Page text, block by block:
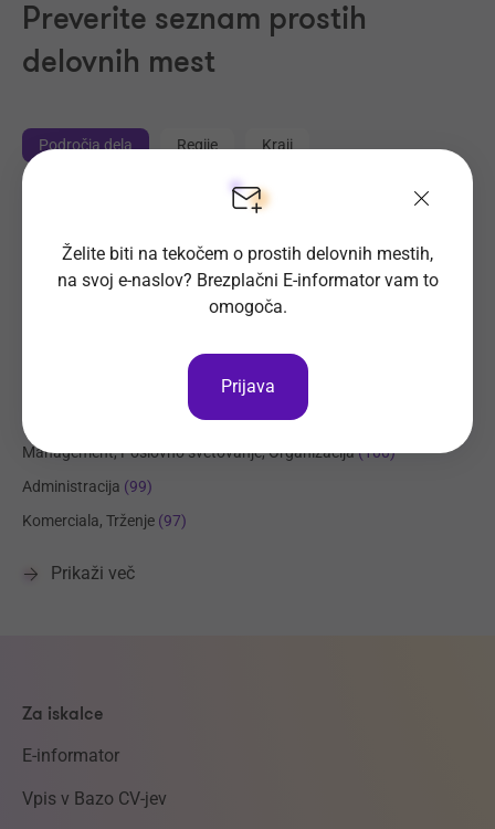
Preverite seznam prostih
delovnih mest
Področja dela Regije Kraji
Tehnične storitve, Mehanika(342)
Trgovina (225)
Transport, Nabava, Logistika (212)
Prehrambena industrija, Živilstvo (147)
Elektrotehnika, Elektronika, Telekomunikacije
Management, Poslovno svetovanje, Organizacija(100)
Administracija (99)
Komerciala, Trženje (97)
Prikaži več
Za iskalce
E-informator
Vpis v Bazo CV-jev
Želite biti na tekočem o prostih delovnih mestih,
na svoj e-naslov? Brezplačni E-informator vam to
omogoča.
Prijava